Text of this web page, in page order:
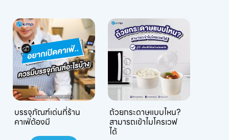
บรรจุภัณฑ์เด่นที่ร้าน
คาเฟ่ต้องมี
ถ้วยกระดาษแบบไหน?
สามารถเข้าไมโครเวฟ
ได้